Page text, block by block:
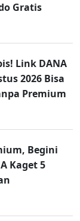
Gratis
Link DANA
2026 Bisa
Premium
Begini
Kaget 5